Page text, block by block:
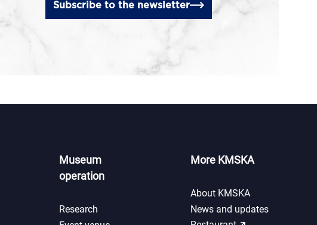
Subscribe to the newsletter
Museum
operation
Research
More KMSKA
About KMSKA
News and updates